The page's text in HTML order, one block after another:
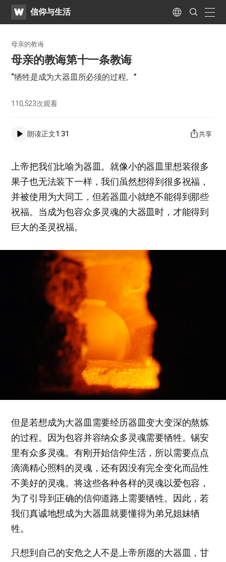
WATV信仰与生活 Language
Search
Submit
母亲的教诲
母亲的教诲第十一条教诲
“牺牲是成为大器皿所必须的过程。”
110,523次观看
朗读正文1:31 共享
上帝把我们比喻为器皿。就像小的器皿里想装很多
果子也无法装下一样，我们虽然想得到很多祝福，
并被使用为大同工，但若器皿小就绝不能得到那些
祝福。当成为包容众多灵魂的大器皿时，才能得到
巨大的圣灵祝福。
但是若想成为大器皿需要经历器皿变大变深的熬炼
的过程。因为包容并容纳众多灵魂需要牺牲。锡安
里有众多灵魂。有刚开始信仰生活，所以需要点点
滴滴精心照料的灵魂，还有因没有完全变化而品性
不美好的灵魂。将这些各种各样的灵魂以爱包容，
为了引导到正确的信仰道路上需要牺牲。因此，若
我们真诚地想成为大器皿就要懂得为弟兄姐妹牺
牲。
只想到自己的安危之人不是上帝所愿的大器皿，甘